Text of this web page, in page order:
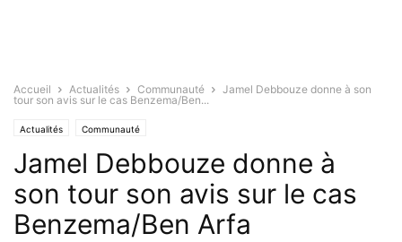
Accueil Actualités Communauté
Jamel Debbouze donne à son
tour son avis sur le cas Benzema/Ben...
Actualités Communauté
Jamel Debbouze donne à
son tour son avis sur le cas
Benzema/Ben Arfa